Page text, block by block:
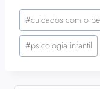
Tags
do
Post:
#cuidados com o
#psicologia infantil